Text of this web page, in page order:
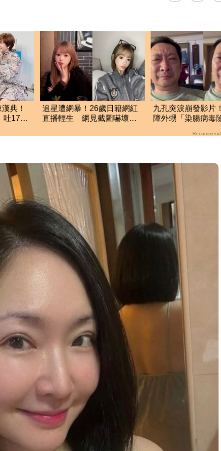
典！
17字
追星遭網暴！26歲日籍網紅
直播輕生 網見截圖嚇壞：
九孔突淚崩發影片
障外甥「染腸病